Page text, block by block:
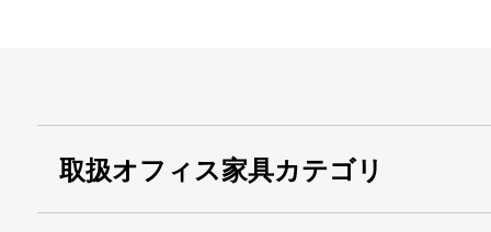
取扱オフィス家具カテゴリ